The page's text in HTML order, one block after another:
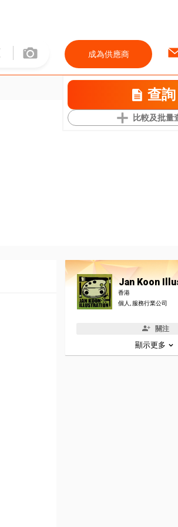
成為供應商
查詢
比較及批量
Jan Koon
香港
個人, 服務行業公司
關注
顯示更多